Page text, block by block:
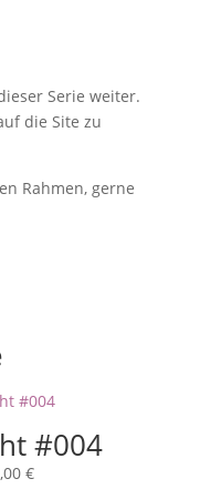
Serie weiter.
die Site zu
Rahmen, gerne
#004
€